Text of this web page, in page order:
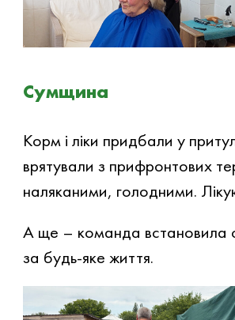
Сумщина
Корм і ліки придбали у
врятували з прифронтових
наляканими, голодними.
А ще – команда встановила
за будь-яке життя.